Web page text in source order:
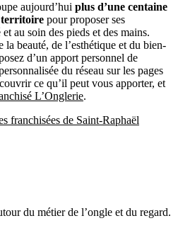
aujourd’hui plus d’une centaine
territoire pour proposer ses
au soin des pieds et des mains.
beauté, de l’esthétique et du bien-
d’un apport personnel de
du réseau sur les pages
ce qu’il peut vous apporter, et
L’Onglerie.
franchisées de Saint-Raphaël
du métier de l’ongle et du regard.